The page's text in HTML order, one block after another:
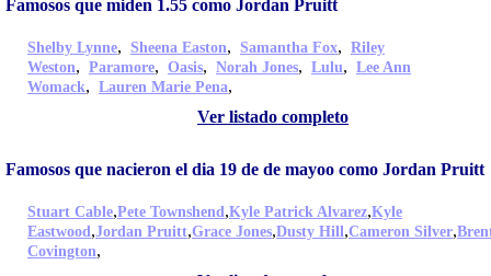
Famosos que miden 1.55 como Jordan Pruitt
Shelby Lynne, Sheena Easton, Samantha Fox, Riley
Weston, Paramore, Oasis, Norah Jones, Lulu, Lee Ann
Womack, Lauren Marie Pena,
Ver listado completo
Famosos que nacieron el dia 19 de de mayoo como Jordan Pruitt
Stuart Cable,Pete Townshend,Kyle Patrick Alvarez,Kyle
Eastwood,Jordan Pruitt,Grace Jones,Dusty Hill,Cameron Silver,
Covington,